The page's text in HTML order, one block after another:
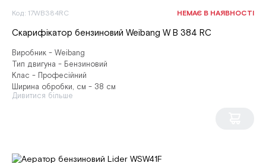
Код: 17WB384RC НЕМАЄ В НАЯВНОСТІ
Скарифікатор бензиновий Weibang W B 384 RC
Виробник - Weibang
Тип двигуна - Бензиновий
Клас - Професійний
Ширина обробки, см - 38 см
Дивитися більше